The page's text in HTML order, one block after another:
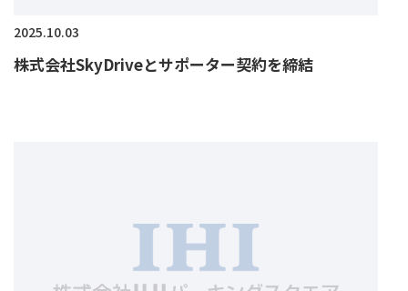
2025.10.03
株式会社SkyDriveとサポーター契約を締結